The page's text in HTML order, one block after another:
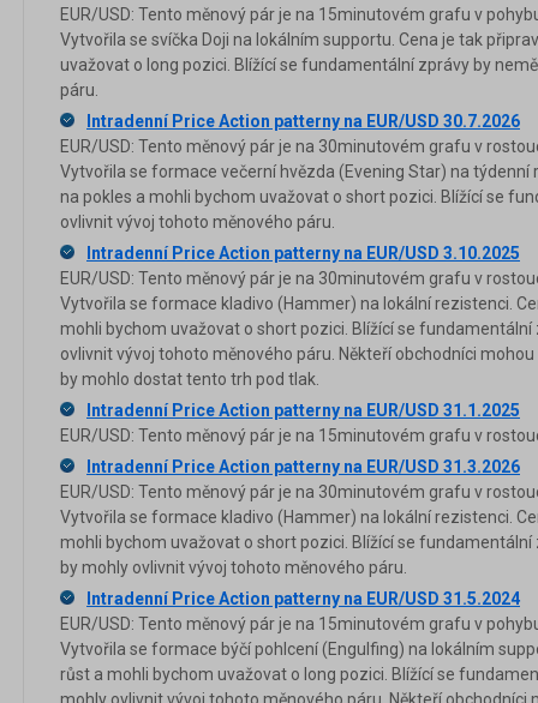
EUR/USD: Tento měnový pár je na 15minutovém grafu v
Vytvořila se svíčka Doji na lokálním supportu. Cena je tak
uvažovat o long pozici. Blížící se fundamentální zprávy by
páru.
Intradenní Price Action patterny na EUR/USD 30.7.2026
EUR/USD: Tento měnový pár je na 30minutovém grafu v
Vytvořila se formace večerní hvězda (Evening Star) na týdenní
na pokles a mohli bychom uvažovat o short pozici. Blížící se
ovlivnit vývoj tohoto měnového páru.
Intradenní Price Action patterny na EUR/USD 3.10.2025
EUR/USD: Tento měnový pár je na 30minutovém grafu v
Vytvořila se formace kladivo (Hammer) na lokální rezistenci.
mohli bychom uvažovat o short pozici. Blížící se fundamentální
ovlivnit vývoj tohoto měnového páru. Někteří obchodníci
by mohlo dostat tento trh pod tlak.
Intradenní Price Action patterny na EUR/USD 31.1.2025
EUR/USD: Tento měnový pár je na 15minutovém grafu v
Intradenní Price Action patterny na EUR/USD 31.3.2026
EUR/USD: Tento měnový pár je na 30minutovém grafu v
Vytvořila se formace kladivo (Hammer) na lokální rezistenci.
mohli bychom uvažovat o short pozici. Blížící se
by mohly ovlivnit vývoj tohoto měnového páru.
Intradenní Price Action patterny na EUR/USD 31.5.2024
EUR/USD: Tento měnový pár je na 15minutovém grafu v
Vytvořila se formace býčí pohlcení (Engulfing) na lokálním
růst a mohli bychom uvažovat o long pozici. Blížící se
mohly ovlivnit vývoj tohoto měnového páru. Někteří obchodníci